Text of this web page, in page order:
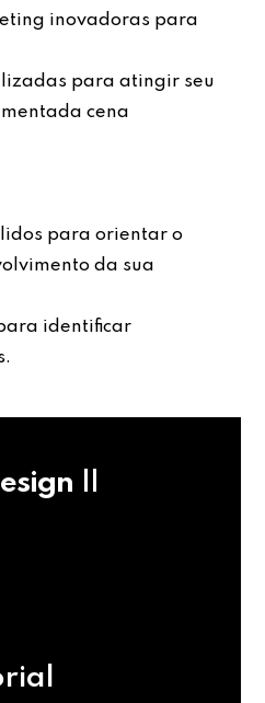
inovadoras para
para atingir seu
cena
para orientar o
da sua
identificar
||